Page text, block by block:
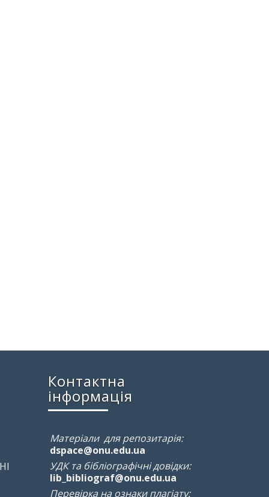
Контактна
інформація
Матеріали для репозитарія:
dspace@onu.edu.ua
УДК та бібліографічні довідки:
lib_bibliograf@onu.edu.ua
Перевірка на ознаки плагіату: